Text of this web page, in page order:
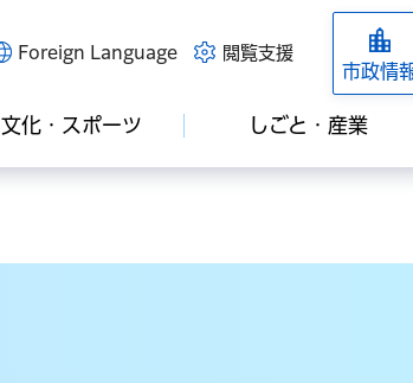
Foreign Language 閲覧支援
市政情
文化・スポーツ しごと・産業